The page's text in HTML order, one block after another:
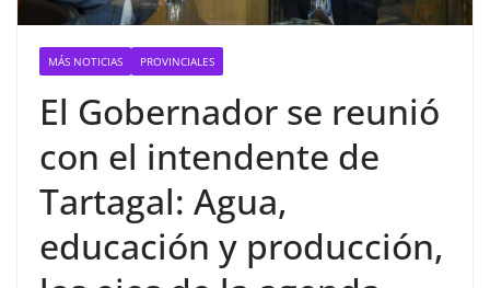
MÁS NOTICIAS PROVINCIALES
El Gobernador se reunió
con el intendente de
Tartagal: Agua,
educación y producción,